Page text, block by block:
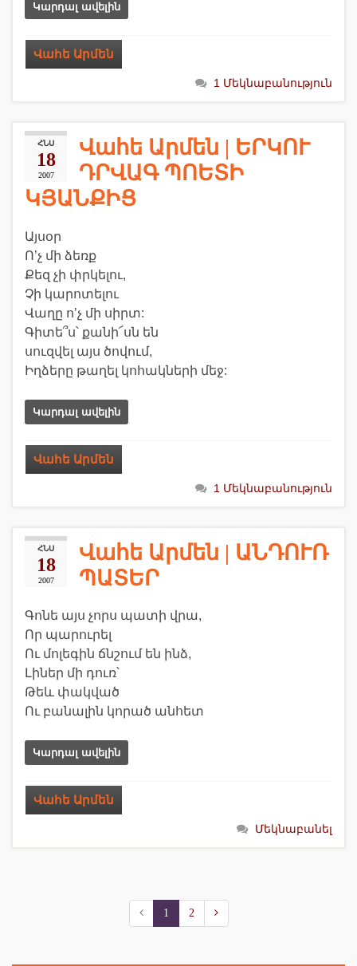
Կարդալ ավելին
Վահե Արմեն
1 Մեկնաբանություն
ՀՆՍ
18
2007
Վահե Արմեն | ԵՐԿՈՒ
ԴՐՎԱԳ ՊՈԵՏԻ
ԿՅԱՆՔԻՑ
Այսօր
Ո’չ մի ձեռք
Քեզ չի փրկելու,
Չի կարոտելու
Վաղը ո’չ մի սիրտ:
Գիտե՞ս՝ քանի՜սն են
սուզվել այս ծովում,
Իղձերը թաղել կոհակների մեջ:
Կարդալ ավելին
Վահե Արմեն
1 Մեկնաբանություն
ՀՆՍ
18
2007
Վահե Արմեն | ԱՆԴՈՒՌ
ՊԱՏԵՐ
Գոնե այս չորս պատի վրա,
Որ պարուրել
Ու մոլեգին ճնշում են ինձ,
Լիներ մի դուռ՝
Թեև փակված
Ու բանալին կորած անհետ
Կարդալ ավելին
Վահե Արմեն
Մեկնաբանել
1 2